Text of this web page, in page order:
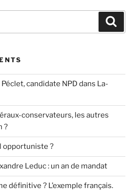
candidate NPD dans La-
conservateurs, les autres
?
opportuniste ?
Leduc : un an de mandat
définitive ? L’exemple français.